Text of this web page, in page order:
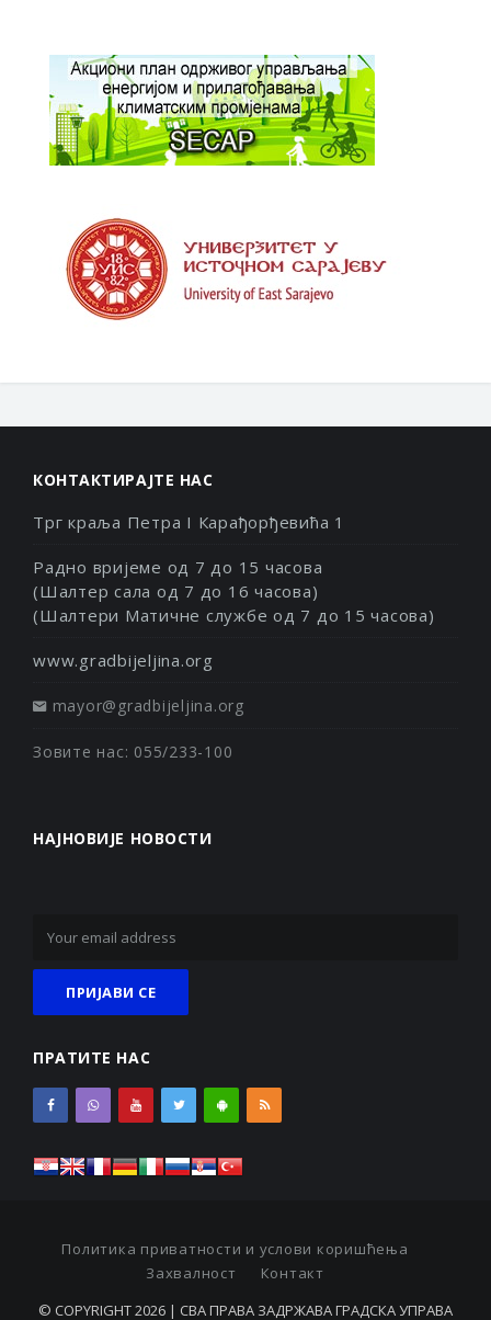
КОНТАКТИРАЈТЕ НАС
Трг краља Петра I Карађорђевића 1
Радно вријеме од 7 до 15 часова
(Шалтер сала од 7 до 16 часова)
(Шалтери Матичне службе од 7 до 15 часова)
www.gradbijeljina.org
mayor@gradbijeljina.org
Зовите нас: 055/233-100
НАЈНОВИЈЕ НОВОСТИ
ПРАТИТЕ НАС
Политика приватности и услови коришћења
Захвалност
Контакт
© COPYRIGHT 2026 | СВА ПРАВА ЗАДРЖАВА ГРАДСКА УПРАВА